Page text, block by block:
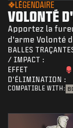
LÉGENDAIRE
VOLONTÉ
Apportez la
d'arme Volonté
BALLES
/ IMPACT :
EFFET
D'ÉLIMINATION :
COMPATIBLE WITH: